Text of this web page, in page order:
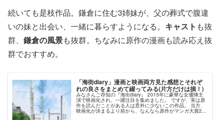
続いても是枝作品。鎌倉に住む3姉妹が、父の葬式で腹違
いの妹と出会い、一緒に暮らすようになる。 キャスト も抜
群、 鎌倉の風景も抜群。ちなみに原作の漫画も読み応え抜
群でおすすめ。
「海街diary」漫画と映画両方見た感想とそれぞ
れの良さをまとめて綴ってみる(片方だけは損！)
みなさんご存知の『海街diary』 2015年に豪華な女優陣主
演で映画化され、一躍注目を集めました。 ですが、実は原
作を読んだことがある人は意外に少ないこの作品。 当方、
映画化が決まるより前から、なんなら原作がマンガ大賞2...